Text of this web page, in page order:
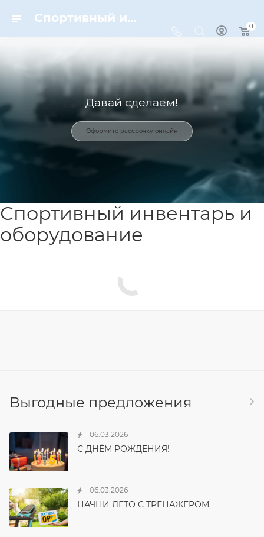
Спортивный инвентарь и оборудование для спорта в Москве | Dynamic-Sport
0
Давай сделаем!
Оформите рассрочку онлайн
Спортивный инвентарь и
оборудование
Выгодные предложения
06.03.2026
С ДНЁМ РОЖДЕНИЯ!
06.03.2026
НАЧНИ ЛЕТО С ТРЕНАЖЁРОМ